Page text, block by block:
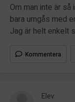
Om man inte är
bara umgås med
Jag är helt enkelt
Kommentera
Elev